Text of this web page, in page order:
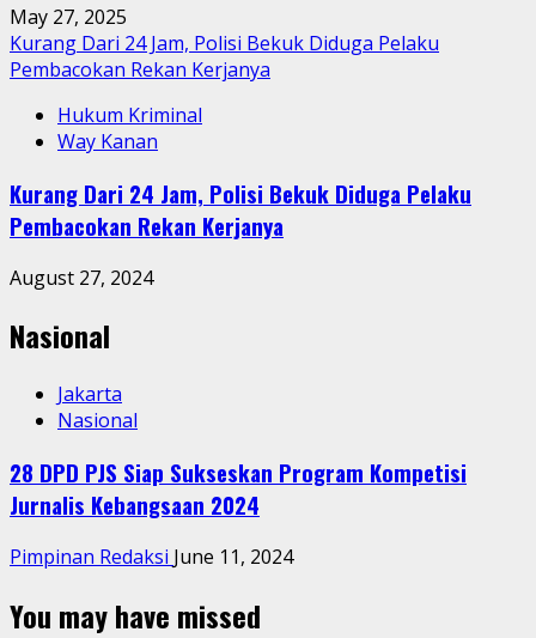
May 27, 2025
Kurang Dari 24 Jam, Polisi Bekuk Diduga Pelaku
Pembacokan Rekan Kerjanya
Hukum Kriminal
Way Kanan
Kurang Dari 24 Jam, Polisi Bekuk Diduga Pelaku
Pembacokan Rekan Kerjanya
August 27, 2024
Nasional
Jakarta
Nasional
28 DPD PJS Siap Sukseskan Program Kompetisi
Jurnalis Kebangsaan 2024
Pimpinan Redaksi June 11, 2024
You may have missed